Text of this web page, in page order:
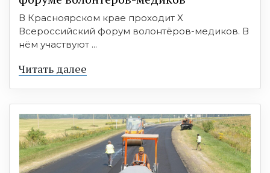
В Красноярском крае проходит X
Всероссийский форум волонтёров-медиков. В
нём участвуют ...
Читать далее